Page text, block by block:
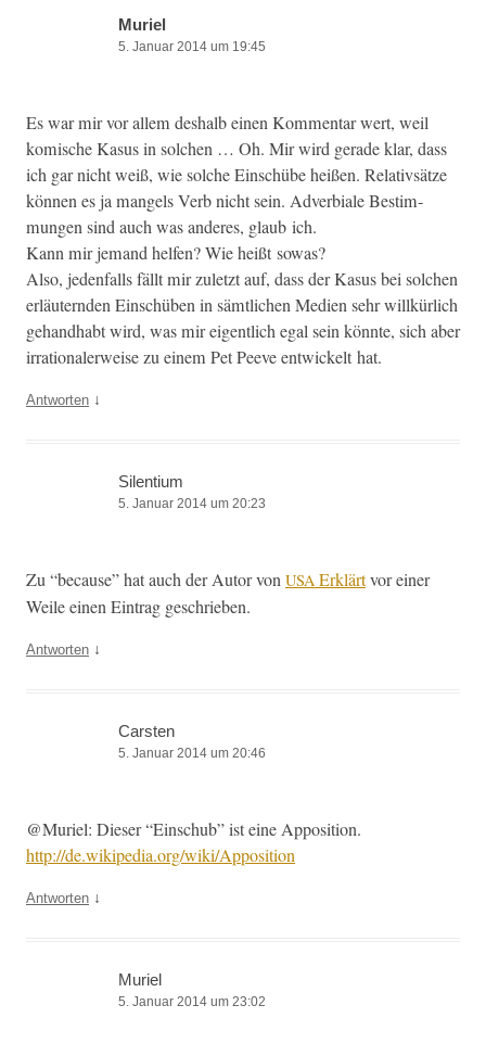
Muriel
5. Januar 2014 um 19:45
Es war mir vor allem deshalb einen Kom­men­tar wert, weil
komis­che Kasus in solchen … Oh. Mir wird ger­ade klar, dass
ich gar nicht weiß, wie solche Ein­schübe heißen. Rel­a­tivsätze
kön­nen es ja man­gels Verb nicht sein. Adver­biale Bes­tim­
mungen sind auch was anderes, glaub ich.
Kann mir jemand helfen? Wie heißt sowas?
Also, jeden­falls fällt mir zulet­zt auf, dass der Kasus bei solchen
erläutern­den Ein­schüben in sämtlichen Medi­en sehr willkür­lich
gehand­habt wird, was mir eigentlich egal sein kön­nte, sich aber
irra­tionaler­weise zu einem Pet Peeve entwick­elt hat.
Antworten ↓
Silentium
5. Januar 2014 um 20:23
Zu “because” hat auch der Autor von USA Erk­lärtvor ein­er
Weile einen Ein­trag geschrieben.
Antworten ↓
Carsten
5. Januar 2014 um 20:46
@Muriel: Dieser “Ein­schub” ist eine Apposition.
http://de.wikipedia.org/wiki/Apposition
Antworten ↓
Muriel
5. Januar 2014 um 23:02